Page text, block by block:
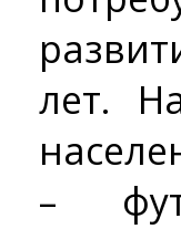
лет.
–